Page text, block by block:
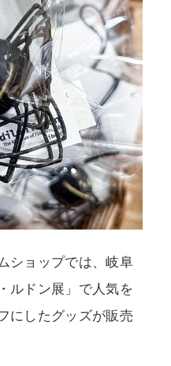
ショップでは、岐阜
ルドン展」で人気を
にしたグッズが販売